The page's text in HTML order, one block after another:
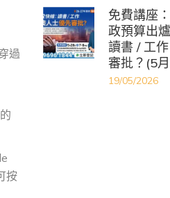
過
按
免費講座
政預算出
讀書 / 工
審批？(5
19/05/2026